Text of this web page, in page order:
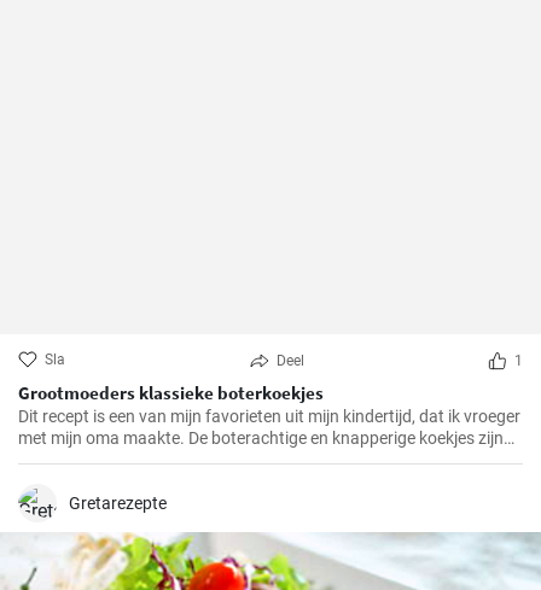
Sla Deel 1
Grootmoeders klassieke boterkoekjes
Dit recept is een van mijn favorieten uit mijn kindertijd, dat ik vroeger
met mijn oma maakte. De boterachtige en knapperige koekjes zijn
niet alleen makkelijk te maken, maar brengen ook diepe
hebben het recept door de jaren heen zorgvuldig verfijnd en hopen
Gretarezepte